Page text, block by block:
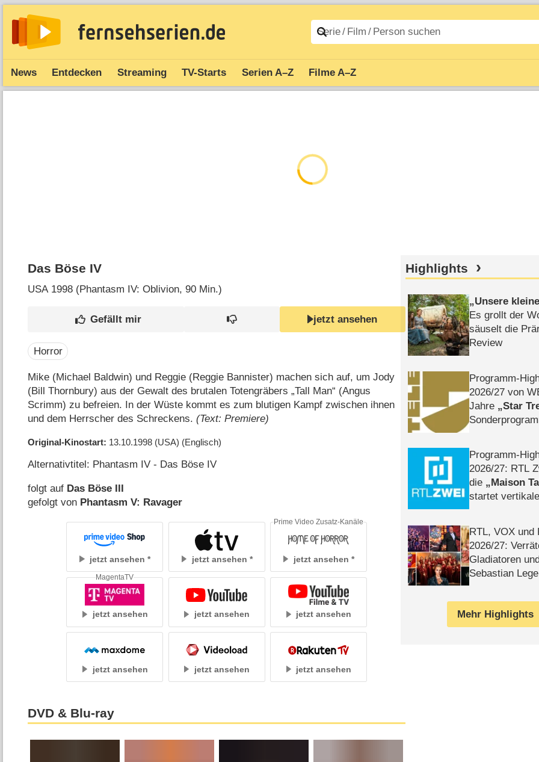
News Entdecken Streaming TV-Starts Serien A–Z Filme A–Z
Das Böse IV
USA1998 (Phantasm IV: Oblivion‎, 90 Min.)
jetzt ansehen
Horror
Mike (Michael Baldwin) und Reggie (Reggie Bannister) machen sich auf, um Jody
(Bill Thornbury) aus der Gewalt des brutalen Totengräbers „Tall Man“ (Angus
Scrimm) zu befreien. In der Wüste kommt es zum blutigen Kampf zwischen ihnen
und dem Herrscher des Schreckens.(Text: Premiere)
Original-Kinostart 13.10.1998 (USA) (Englisch)
Alternativtitel: Phantasm IV - Das Böse IV
folgt auf Das Böse III
gefolgt von Phantasm V: Ravager
jetzt ansehen jetzt ansehen jetzt ansehen
Prime Video Zusatz-Kanäle
jetzt ansehen
MagentaTV
jetzt ansehen jetzt ansehen
jetzt ansehen jetzt ansehen jetzt ansehen
DVD & Blu-ray
Highlights
Unsere
Es grollt der
säuselt die
Review
Programm-
2026/​27 von
Jahre
Star
Programm-
2026/​27: RTL
die
Maison
startet
RTL, VOX und
2026/​27:
Gladiatoren
Sebastian Lege
Mehr Highlights